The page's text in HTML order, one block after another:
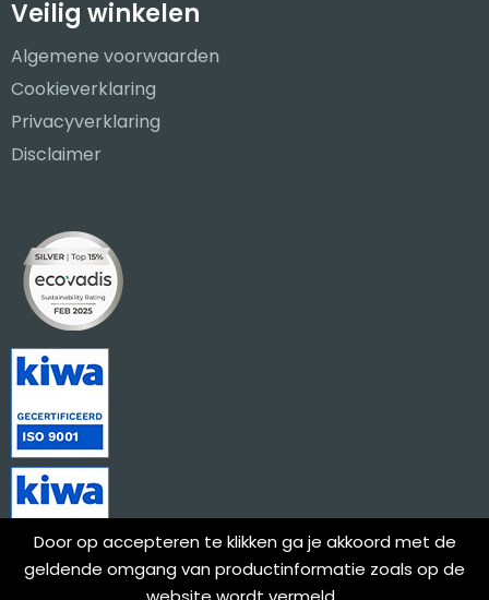
Veilig winkelen
Algemene voorwaarden
Cookieverklaring
Privacyverklaring
Disclaimer
Door op accepteren te klikken ga je akkoord met de
geldende omgang van productinformatie zoals op de